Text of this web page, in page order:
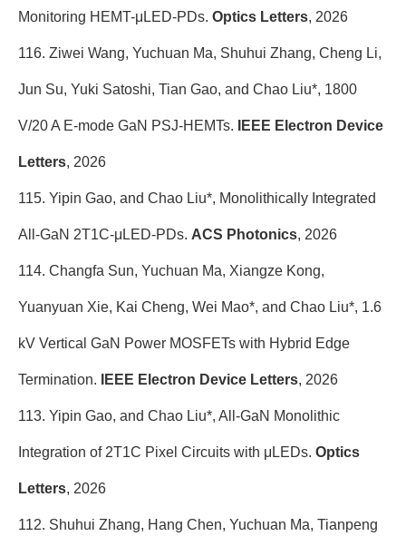
Monitoring HEMT-μLED-PDs. Optics Letters, 2026
116. Ziwei Wang, Yuchuan Ma, Shuhui Zhang, Cheng Li,
Jun Su, Yuki Satoshi, Tian Gao, and Chao Liu*, 1800
V/20 A E-mode GaN PSJ-HEMTs. IEEE Electron Device
Letters, 2026
115. Yipin Gao, and Chao Liu*, Monolithically Integrated
All-GaN 2T1C-μLED-PDs. ACS Photonics, 2026
114. Changfa Sun, Yuchuan Ma, Xiangze Kong,
Yuanyuan Xie, Kai Cheng, Wei Mao*, and Chao Liu*, 1.6
kV Vertical GaN Power MOSFETs with Hybrid Edge
Termination. IEEE Electron Device Letters, 2026
113. Yipin Gao, and Chao Liu*, All-GaN Monolithic
Integration of 2T1C Pixel Circuits with μLEDs. Optics
Letters, 2026
112. Shuhui Zhang, Hang Chen, Yuchuan Ma, Tianpeng